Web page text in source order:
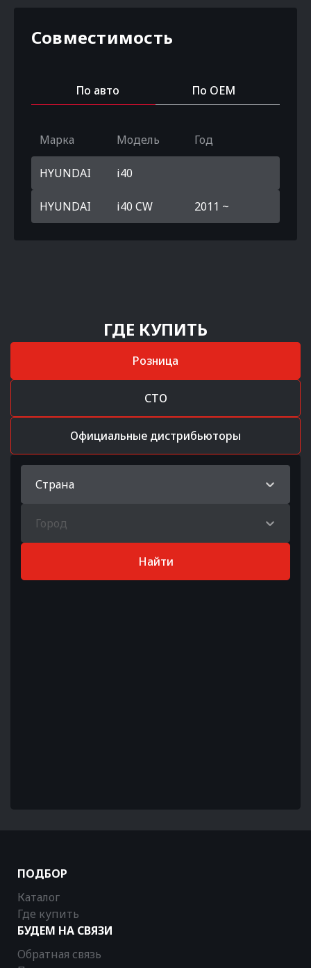
Совместимость
По авто По OEM
Марка Модель Год
HYUNDAI i40
HYUNDAI i40 CW 2011 ~
ГДЕ КУПИТЬ
Розница
СТО
Официальные дистрибьюторы
Страна
Город
Найти
ПОДБОР
Каталог
Где купить
БУДЕМ НА СВЯЗИ
Обратная связь